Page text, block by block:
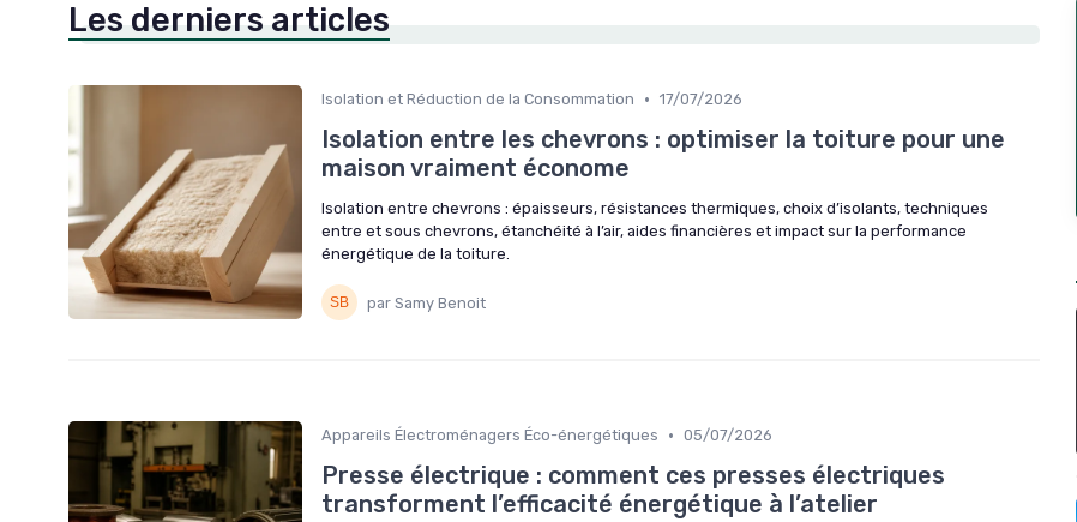
Les derniers articles
Isolation et Réduction de la Consommation • 17/07/2026
Isolation entre les chevrons : optimiser la toiture pour une
maison vraiment économe
Isolation entre chevrons : épaisseurs, résistances thermiques, choix d’isolants, techniques
entre et sous chevrons, étanchéité à l’air, aides financières et impact sur la performance
énergétique de la toiture.
par Samy Benoit
Appareils Électroménagers Éco-énergétiques • 05/07/2026
Presse électrique : comment ces presses électriques
transforment l’efficacité énergétique à l’atelier